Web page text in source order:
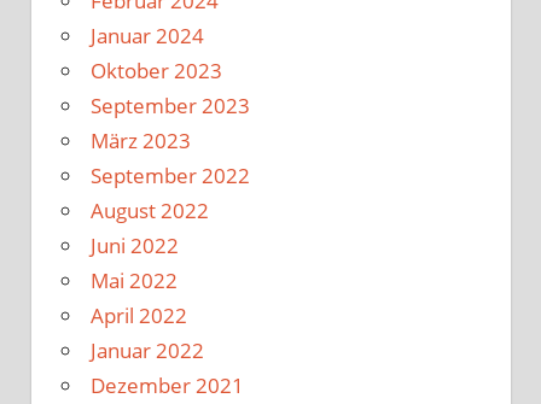
Januar 2024
Oktober 2023
September 2023
März 2023
September 2022
August 2022
Juni 2022
Mai 2022
April 2022
Januar 2022
Dezember 2021